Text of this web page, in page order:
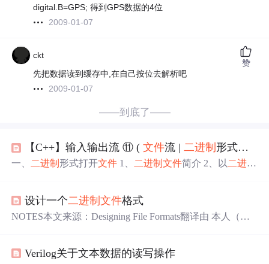
digital.B=GPS; 得到GPS数据的4位
2009-01-07
ckt
先把数据读到缓存中,在自己按位去解析吧
2009-01-07
赞
——到底了——
【C++】输入输出流 ⑪ (文件流 |二进制 形式打开
一、 二进制 形式打开文件 1、 二进制文件简介 2、以 二进制
3、代码示例 -文件读取三、二进制
件写出 - write() 函数 2、验证输出是否出错 - fail() 函数 3、
设计一个二进制文件格式
NOTES本文来源：Designing File Formats翻译由 本人（赤
位
移 其他字段 其它考虑 结构输出 低字节序和高字节序
Verilog关于文本数据的读写操作